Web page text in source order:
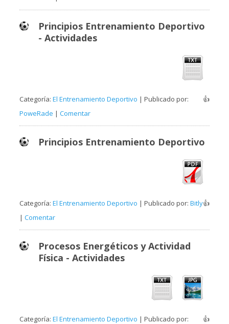
Principios Entrenamiento Deportivo
- Actividades
👍
Categoría: El Entrenamiento Deportivo | Publicado por:
PoweRade | Comentar
Principios Entrenamiento Deportivo
👍
Categoría: El Entrenamiento Deportivo | Publicado por: Bitly
| Comentar
Procesos Energéticos y Actividad
Física - Actividades
👍
Categoría: El Entrenamiento Deportivo | Publicado por: